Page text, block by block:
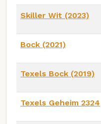
Skiller Wit (2023)
Bock (2021)
Texels Bock (2019)
Texels Geheim 2324